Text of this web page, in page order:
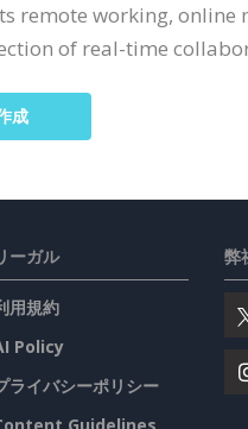
remote working, online
of real-time
成
ーガル
用規約
Policy
ライバシーポリシー
弊